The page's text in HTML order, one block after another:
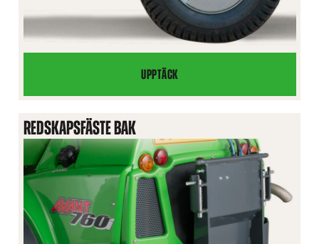
UPPTÄCK
DÄCKVIKTER
REDSKAPSFÄSTE BAK